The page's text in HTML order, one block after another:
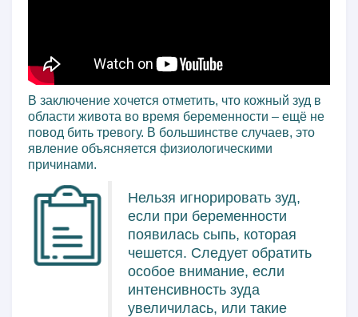
В заключение хочется отметить, что кожный зуд в
области живота во время беременности – ещё не
повод бить тревогу. В большинстве случаев, это
явление объясняется физиологическими
причинами.
Нельзя игнорировать зуд,
если при беременности
появилась сыпь, которая
чешется. Следует обратить
особое внимание, если
интенсивность зуда
увеличилась, или такие